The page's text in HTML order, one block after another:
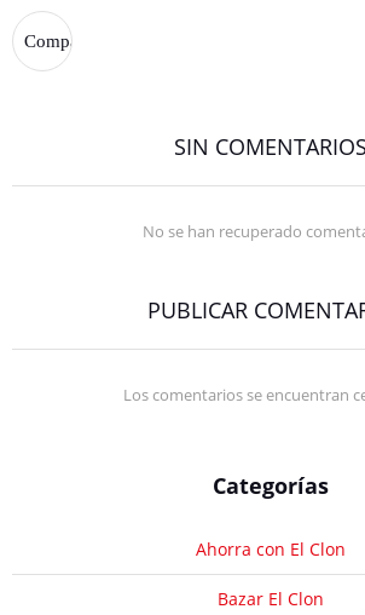
SIN COMENTARIOS
No se han recuperado
PUBLICAR
Los comentarios se encuentran
Categorías
Ahorra con El Clon
Bazar El Clon